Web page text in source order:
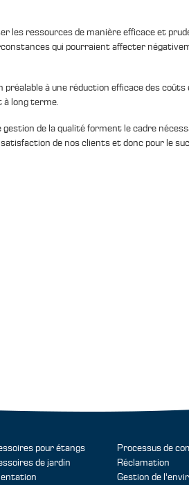
les ressources de manière efficace et
qui pourraient affecter
à une réduction efficace des coûts
long terme.
de la qualité forment le cadre
de nos clients et donc pour le
pour étangs
de jardin
Processus de
Réclamation
Gestion de